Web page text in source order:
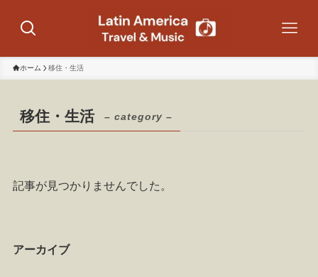
ホーム 移住・生活
移住・生活 – category –
記事が見つかりませんでした。
アーカイブ